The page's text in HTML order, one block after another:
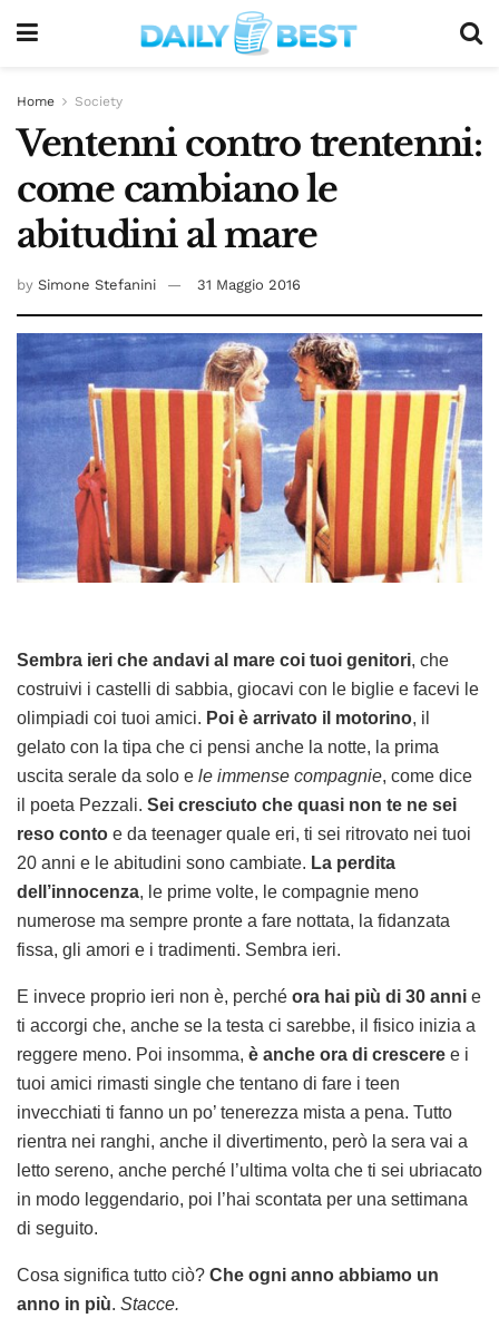
Home Society
Ventenni contro trentenni:
come cambiano le
abitudini al mare
by Simone Stefanini 31 Maggio 2016
Sembra ieri che andavi al mare coi tuoi genitori, che
costruivi i castelli di sabbia, giocavi con le biglie e facevi le
olimpiadi coi tuoi amici. Poi è arrivato il motorino, il
gelato con la tipa che ci pensi anche la notte, la prima
uscita serale da solo e le immense compagnie, come dice
il poeta Pezzali. Sei cresciuto che quasi non te ne sei
reso conto e da teenager quale eri, ti sei ritrovato nei tuoi
20 anni e le abitudini sono cambiate. La perdita
dell’innocenza, le prime volte, le compagnie meno
numerose ma sempre pronte a fare nottata, la fidanzata
fissa, gli amori e i tradimenti. Sembra ieri.
E invece proprio ieri non è, perché ora hai più di 30 anni e
ti accorgi che, anche se la testa ci sarebbe, il fisico inizia a
reggere meno. Poi insomma, è anche ora di crescere e i
tuoi amici rimasti single che tentano di fare i teen
invecchiati ti fanno un po’ tenerezza mista a pena. Tutto
rientra nei ranghi, anche il divertimento, però la sera vai a
letto sereno, anche perché l’ultima volta che ti sei ubriacato
in modo leggendario, poi l’hai scontata per una settimana
di seguito.
Cosa significa tutto ciò? Che ogni anno abbiamo un
anno in più. Stacce.